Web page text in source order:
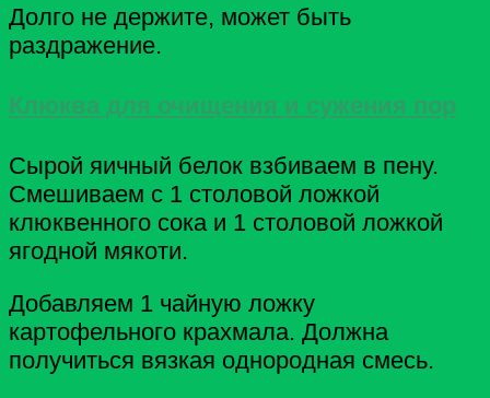
Долго не держите, может быть
раздражение.
Клюква для очищения и сужения пор
Сырой яичный белок взбиваем в пену.
Смешиваем с 1 столовой ложкой
клюквенного сока и 1 столовой ложкой
ягодной мякоти.
Добавляем 1 чайную ложку
картофельного крахмала. Должна
получиться вязкая однородная смесь.